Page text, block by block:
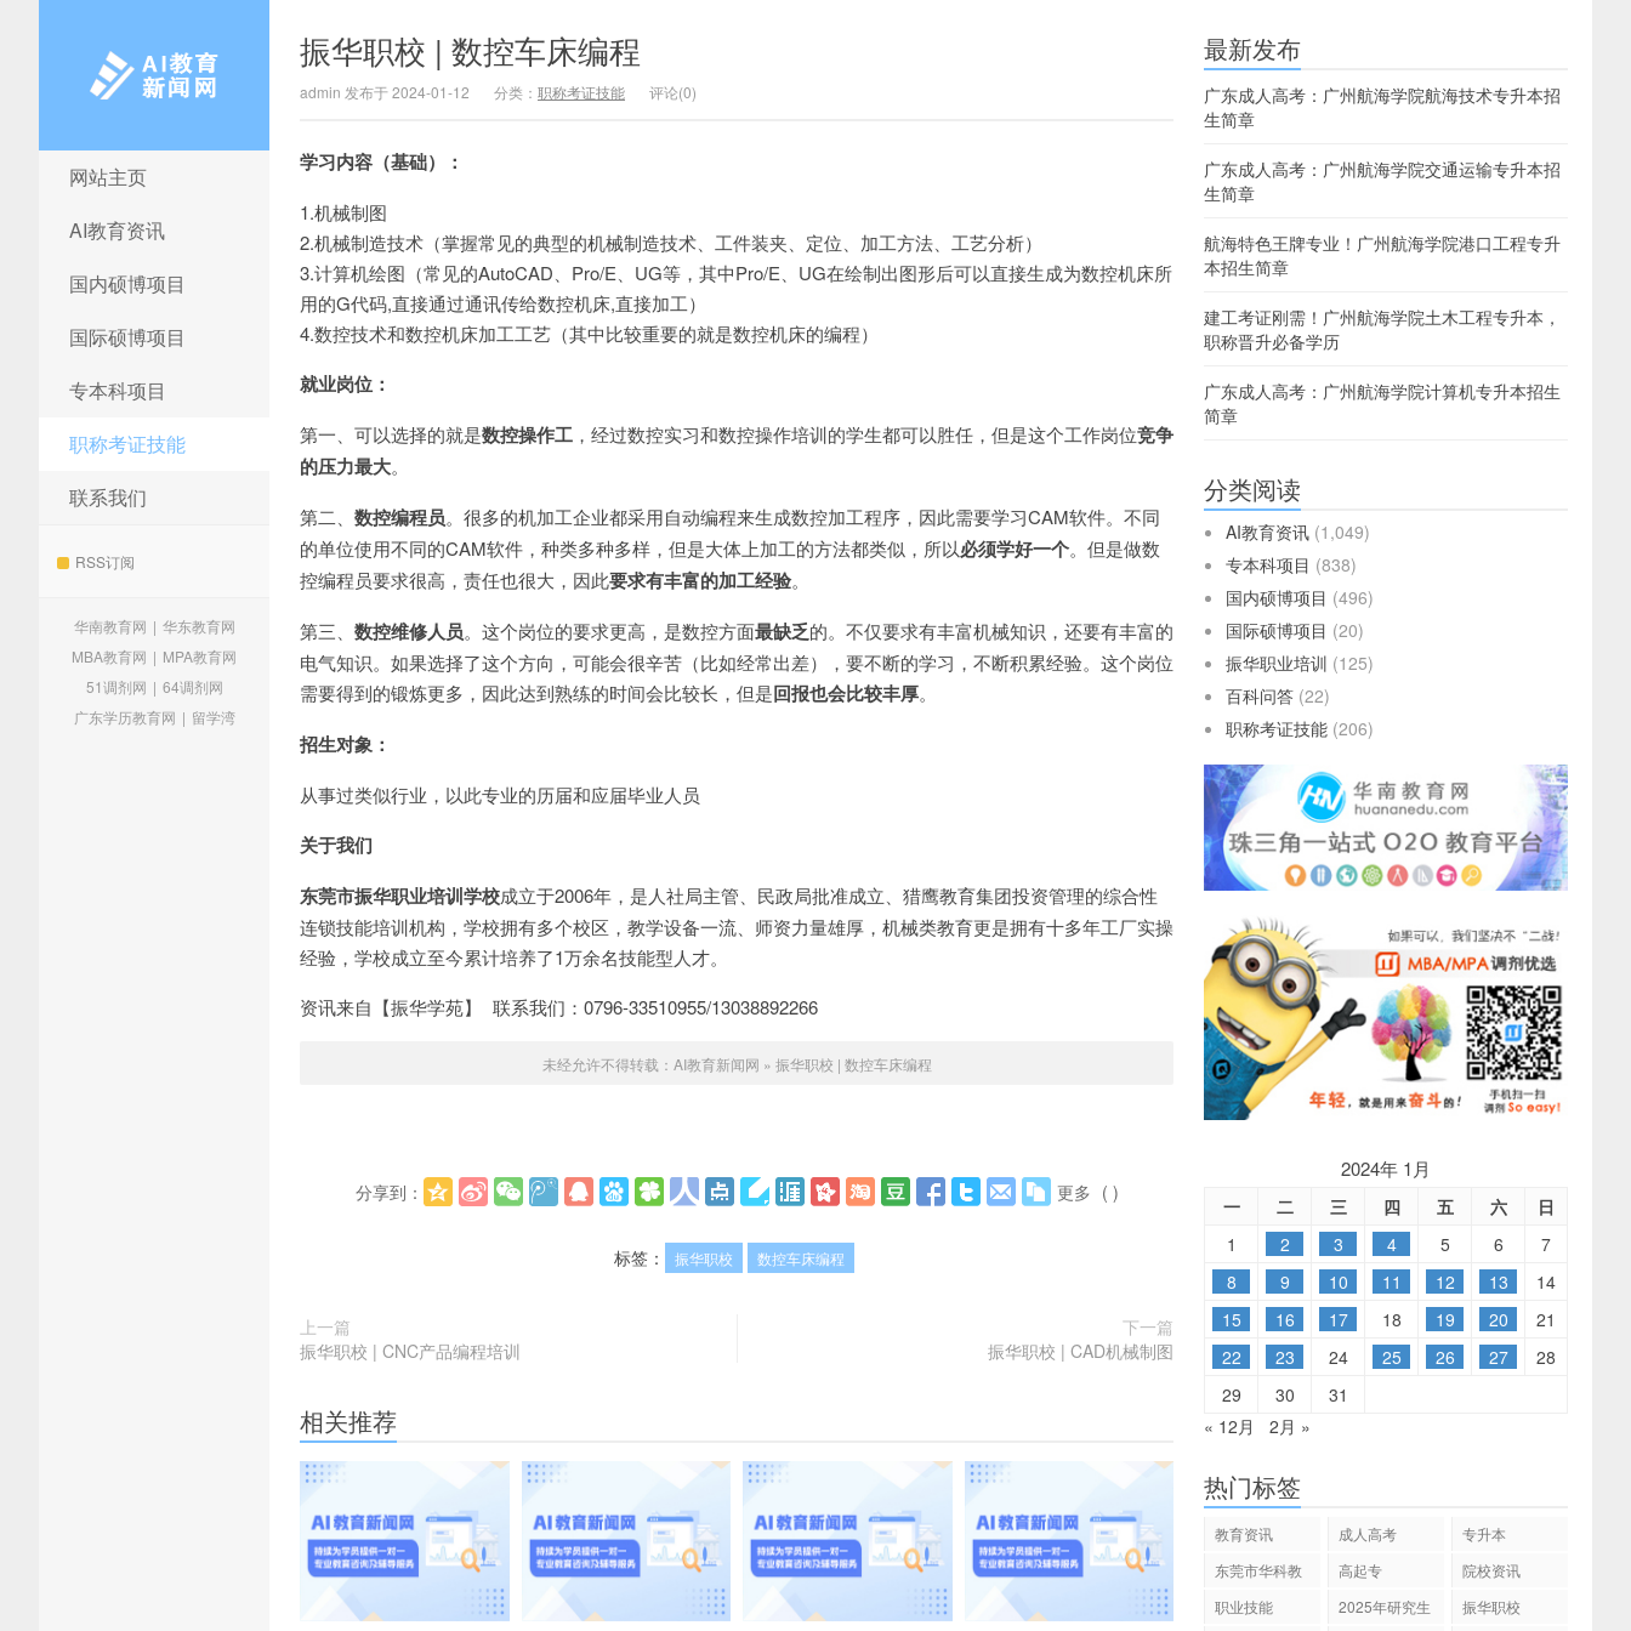
AI教育新闻网
网站主页
AI教育资讯
国内硕博项目
国际硕博项目
专本科项目
职称考证技能
联系我们
RSS订阅
华南教育网 | 华东教育网
MBA教育网 | MPA教育网
51调剂网 | 64调剂网
广东学历教育网 | 留学湾
振华职校 | 数控车床编程
admin 发布于 2024-01-12 分类： 职称考证技能 评论(0)
学习内容（基础）：
1.机械制图
2.机械制造技术（掌握常见的典型的机械制造技术、工件装夹、定位、加工方法、工艺分析）
3.计算机绘图（常见的AutoCAD、Pro/E、UG等，其中Pro/E、UG在绘制出图形后可以直接生成为数控机床所
用的G代码,直接通过通讯传给数控机床,直接加工）
4.数控技术和数控机床加工工艺（其中比较重要的就是数控机床的编程）
就业岗位：
第一、可以选择的就是数控操作工 ，经过数控实习和数控操作培训的学生都可以胜任，但是这个工作岗位竞争
的压力最大。
第二、 数控编程员。很多的机加工企业都采用自动编程来生成数控加工程序，因此需要学习CAM软件。不同
的单位使用不同的CAM软件，种类多种多样，但是大体上加工的方法都类似，所以必须学好一个。但是做数
控编程员要求很高，责任也很大，因此要求有丰富的加工经验。
第三、 数控维修人员。这个岗位的要求更高，是数控方面最缺乏的。不仅要求有丰富机械知识，还要有丰富的
电气知识。如果选择了这个方向，可能会很辛苦（比如经常出差），要不断的学习，不断积累经验。这个岗位
需要得到的锻炼更多，因此达到熟练的时间会比较长，但是回报也会比较丰厚。
招生对象：
从事过类似行业，以此专业的历届和应届毕业人员
关于我们
东莞市振华职业培训学校成立于2006年，是人社局主管、民政局批准成立、猎鹰教育集团投资管理的综合性
连锁技能培训机构，学校拥有多个校区，教学设备一流、师资力量雄厚，机械类教育更是拥有十多年工厂实操
经验，学校成立至今累计培养了1万余名技能型人才。
资讯来自【振华学苑】 联系我们：0796-33510955/13038892266
未经允许不得转载： AI教育新闻网 » 振华职校 | 数控车床编程
分享到： 更多 ( )
标签： 振华职校 数控车床编程
上一篇
振华职校 | CNC产品编程培训
下一篇
振华职校 | CAD机械制图
相关推荐
最新发布
广东成人高考：广州航海学院航海技术专升本招
生简章
广东成人高考：广州航海学院交通运输专升本招
生简章
航海特色王牌专业！广州航海学院港口工程专升
本招生简章
建工考证刚需！广州航海学院土木工程专升本，
职称晋升必备学历
广东成人高考：广州航海学院计算机专升本招生
简章
分类阅读
AI教育资讯 (1,049)
专本科项目 (838)
国内硕博项目 (496)
国际硕博项目 (20)
振华职业培训 (125)
百科问答 (22)
职称考证技能 (206)
2024年 1月
一 二 三 四 五 六
日
1
2 3 4 5 6
7
8
9 10 11 12 13
14
15
16 17 18 19 20
21
22
23 24 25 26 27
28
29
30
31
« 12月
2月 »
热门标签
教育资讯 成人高考
专升本
东莞市华科教
高起专
院校资讯
职业技能
2025年研究生
振华职校